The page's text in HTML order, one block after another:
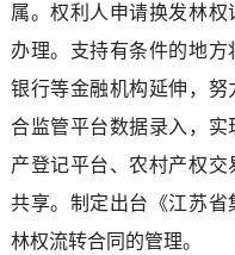
属。权利人申请换发林
办理。支持有条件的地
银行等金融机构延伸，
合监管平台数据录入，
产登记平台、农村产权
共享。制定出台《江苏
林权流转合同的管理。